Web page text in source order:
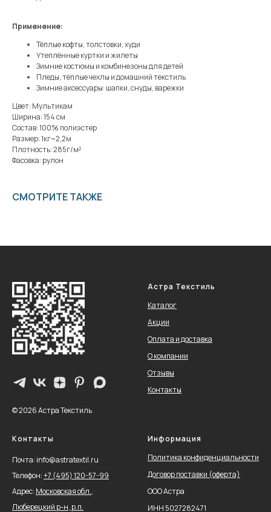
Применение:
Тёплые кофты, толстовки, худи
Утеплённые куртки и жилеты
Зимние костюмы и комбинезоны для детей
Пледы, тёплые чехлы и домашний текстиль
Зимние аксессуары: шапки, снуды, варежки
Цвет: Мультикам
Ширина: 154 см
Состав: 100% полиэстер
Размер: 1кг~2,2м
Плотность: 285г/м²
Фасовка: рулон
СМОТРИТЕ ТАКЖЕ
© 2026 Астра Текстиль
Астра Текстиль
Каталог
Акции
Оплата и доставка
О компании
Отзывы
Контакты
Контакты
Почта: info@astratextil.ru
Телефон:+7 (495) 120-57-99
Адрес: Московская обл.,
Люберецкий р-н, р.п.
Информация
Политика конфиденциальности
Договор поставки (оферта)
ООО Астра
ИНН 5027282471